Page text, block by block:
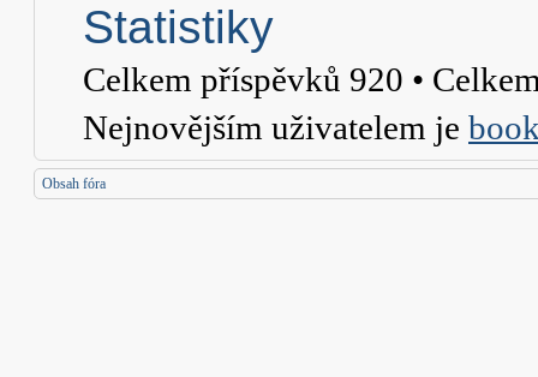
Statistiky
Celkem příspěvků 920 •
Nejnovějším uživatelem je
Obsah fóra